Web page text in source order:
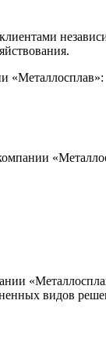
«Металлосплав»:
видов